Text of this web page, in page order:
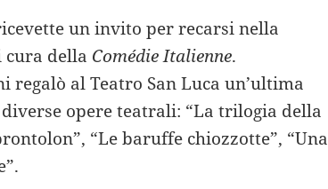
un invito per recarsi nella
cura della Comédie Italienne.
regalò al Teatro San Luca un’ultima
opere teatrali: “La trilogia della
“Le baruffe chiozzotte”, “Una